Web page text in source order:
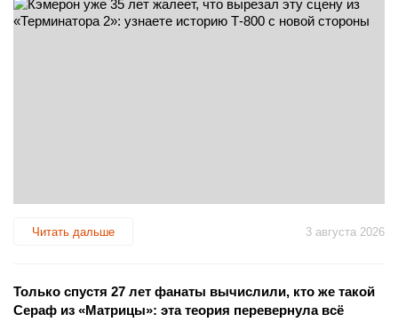
Читать дальше 3 августа 2026
Только спустя 27 лет фанаты вычислили, кто же такой
Сераф из «Матрицы»: эта теория перевернула всё